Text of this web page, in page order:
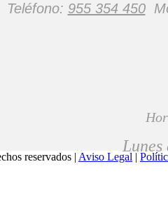
Teléfono: 955 354 450
Lunes
reservados | Aviso Legal |